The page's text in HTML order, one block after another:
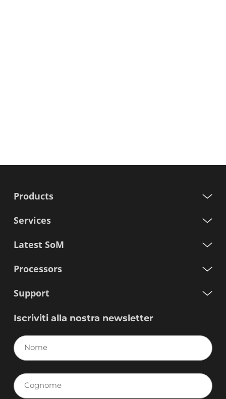
Products
Services
Latest SoM
Processors
Support
Iscriviti alla nostra newsletter
Nome
Cognome